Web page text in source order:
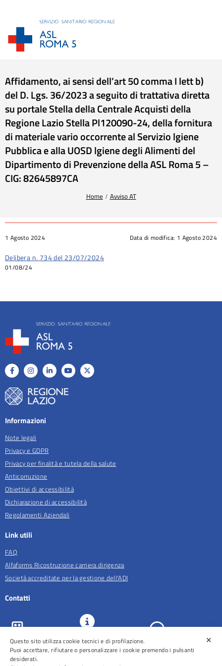
Affidamento, ai sensi dell’art 50 comma I lett b)
del D. Lgs. 36/2023 a seguito di trattativa diretta
su portale Stella della Centrale Acquisti della
Regione Lazio Stella Pl120090-24, della fornitura
di materiale vario occorrente al Servizio lgiene
Pubblica e alla UOSD lgiene degli Alimenti del
Dipartimento di Prevenzione della ASL Roma 5 –
CIG: 82645897CA
Home Avviso AT
Data di modifica: 1 Agosto 2024
1 Agosto 2024
Delibera n. 734 del 23/07/2024
01/08/24
Informazioni
Note legali
Privacy e GDPR
Privacy per finalità e tutela della salute
Anticorruzione
Obiettivi di accessibilità
Dichiarazione di accessibilità
Regolamenti Aziendali
Link utili
FAQ
Alfaforms Ricostruzione carriera dirigenza
Società accreditate per la gestione dell'ADI
Contatti
ASL Roma 5
URP e
Comunicazione
Prenotazioni
✕
Questo sito utilizza cookie tecnici e di profilazione.
Puoi accettare, rifiutare o personalizzare i cookie premendo i pulsanti
desiderati.